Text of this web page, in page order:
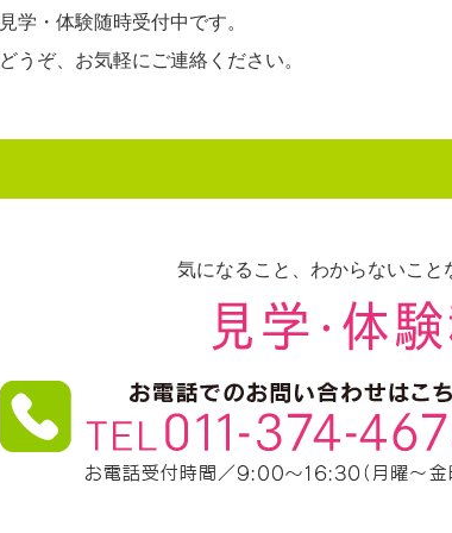
見学・体験随時受付中です。
どうぞ、お気軽にご連絡ください。
気になること、わからないこ